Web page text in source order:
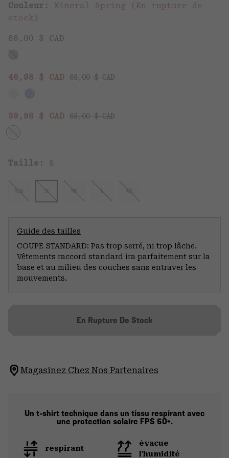
Couleur: Mineral Spring (En rupture de
stock)
68,00 $ CAD
Sale price:
46,98 $ CAD Regular price:
68,00 $ CAD
Sale price:
39,98 $ CAD Regular price:
68,00 $ CAD
Taille: S
XS S M L XL
Guide des tailles
COUPE STANDARD: Pas trop serré, ni trop lâche.
Vêtements raccord standard ira parfaitement sur la
base et au milieu des couches sans entraver les
mouvements.
En Rupture De Stock
Magasinez Chez Nos Partenaires
Un t-shirt technique dans un tissu respirant avec
une protection solaire FPS 50+.
respirant
évacue
l'humidité